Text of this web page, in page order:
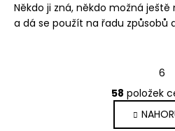
Někdo ji zná, někdo možná
a dá se použít na řadu způsobů
O
v
S
t
r
á
n
6
58 položek